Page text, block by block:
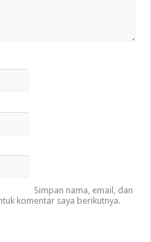
Simpan nama, email, dan
komentar saya berikutnya.